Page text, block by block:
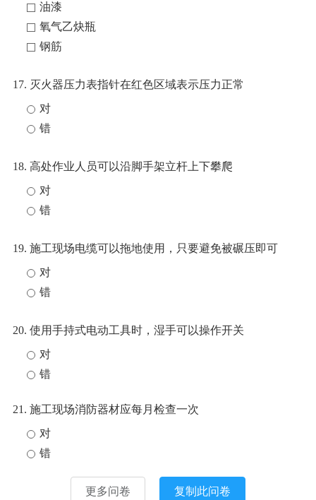
油漆
氧气乙炔瓶
钢筋
17. 灭火器压力表指针在红色区域表示压力正常
对
错
18. 高处作业人员可以沿脚手架立杆上下攀爬
对
错
19. 施工现场电缆可以拖地使用，只要避免被碾压即可
对
错
20. 使用手持式电动工具时，湿手可以操作开关
对
错
21. 施工现场消防器材应每月检查一次
对
错
更多问卷 复制此问卷